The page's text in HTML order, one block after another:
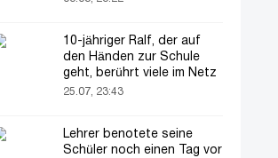
10-jähriger Ralf, der auf
den Händen zur Schule
geht, berührt viele im Netz
25.07, 23:43
Lehrer benotete seine
Schüler noch einen Tag vor